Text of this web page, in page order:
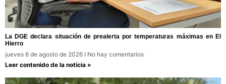
La DGE declara situación de prealerta por temperaturas máximas en El
Hierro
jueves 6 de agosto de 2026
No hay comentarios
Leer contenido de la noticia »